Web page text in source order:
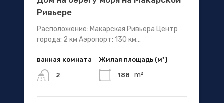
Ривьере
Расположение: Макарская Ривьера Центр
города: 2 км Аэропорт: 130 км...
ванная комната
2
Жилая площадь (м²)
188 m²